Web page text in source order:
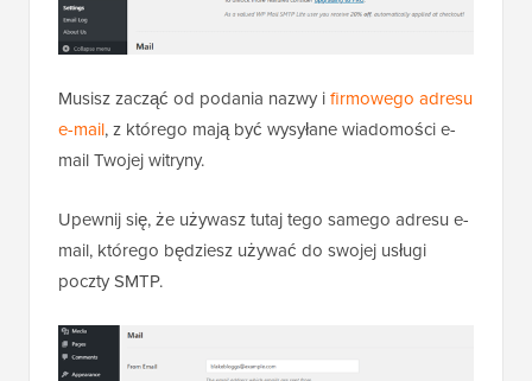
Musisz zacząć od podania nazwy ifirmowego adresu
e-mail, z którego mają być wysyłane wiadomości e-
mail Twojej witryny.
Upewnij się, że używasz tutaj tego samego adresu e-
mail, którego będziesz używać do swojej usługi
poczty SMTP.